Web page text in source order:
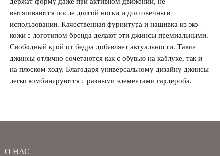
вытягиваются после долгой носки и долговечны в
использовании. Качественная фурнитура и нашивка из эко-
кожи с логотипом бренда делают эти джинсы премиальными.
Свободный крой от бедра добавляет актуальности. Такие
джинсы отлично сочетаются как с обувью на каблуке, так и
на плоском ходу. Благодаря универсальному дизайну джинсы
легко комбинируются с разными элементами гардероба.
О НАС